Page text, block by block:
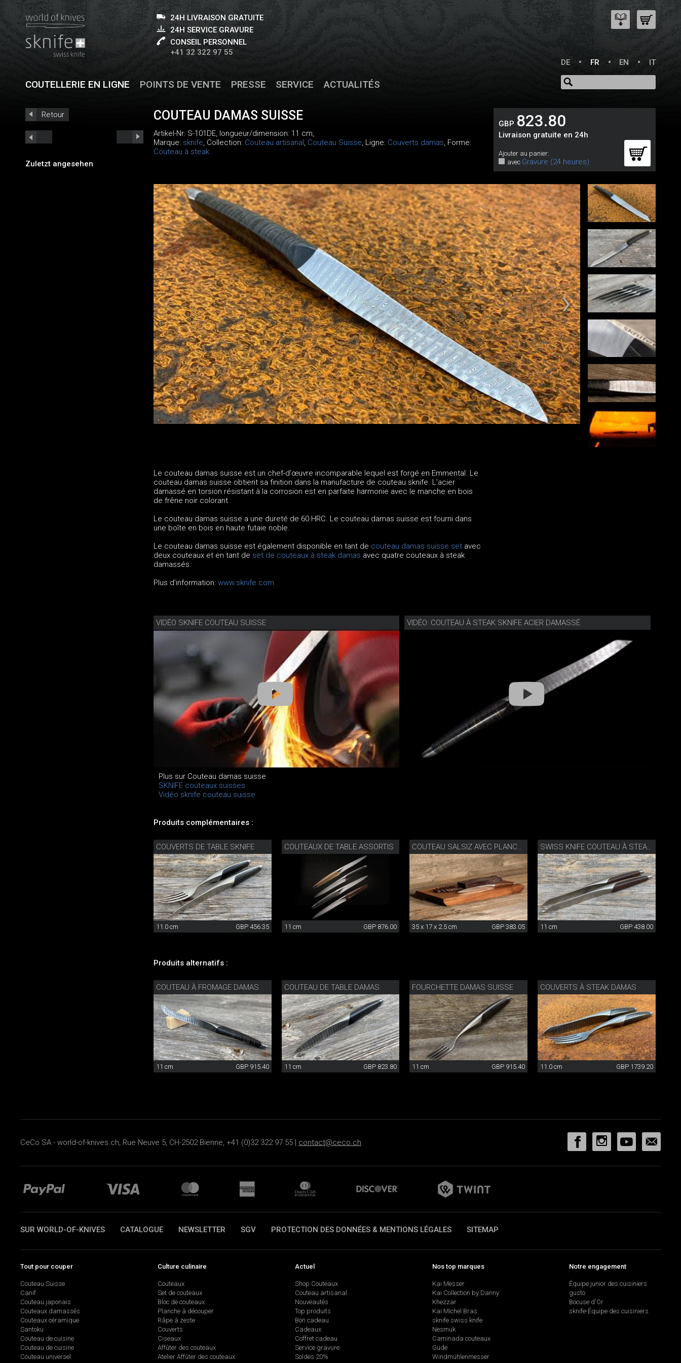
24H LIVRAISON GRATUITE
24H SERVICE GRAVURE
CONSEIL PERSONNEL
+41 32 322 97 55
DE
FR EN IT
COUTELLERIE EN LIGNE POINTS DE VENTE PRESSE SERVICE ACTUALITÉS
Retour
Zuletzt angesehen
COUTEAU DAMAS SUISSE
Artikel-Nr: S-101DE, longueur/dimension: 11 cm,
Marque: sknife, Collection: Couteau artisanal, Couteau Suisse, Ligne: Couverts damas, Forme:
Couteau à steak
GBP 823.80
Livraison gratuite en 24h
Ajouter au panier:
avec Gravure (24 heures)
Le couteau damas suisse est un chef-d’œuvre incomparable lequel est forgé en Emmental. Le
couteau damas suisse obtient sa finition dans la manufacture de couteau sknife. L’acier
damassé en torsion résistant à la corrosion est en parfaite harmonie avec le manche en bois
de frêne noir colorant.
Le couteau damas suisse a une dureté de 60 HRC. Le couteau damas suisse est fourni dans
une boîte en bois en haute futaie noble.
Le couteau damas suisse est également disponible en tant de couteau damas suisse setavec
deux couteaux et en tant de set de couteaux à steak damas avec quatre couteaux à steak
damassés.
Plus d’information: www.sknife.com
VIDÉO SKNIFE COUTEAU SUISSE VIDÉO: COUTEAU À STEAK SKNIFE ACIER DAMASSÉ
Plus sur Couteau damas suisse
SKNIFE couteaux suisses
Vidéo sknife couteau suisse
Produits complémentaires :
COUVERTS DE TABLE SKNIFE
11.0 cm GBP 456.35
COUTEAUX DE TABLE ASSORTIS
11 cm GBP 876.00
COUTEAU SALSIZ AVEC PLANCHE
35 x 17 x 2.5 cm GBP 383.05
SWISS KNIFE COUTEAU À STEAK SET DE 2
11 cm GBP 438.00
Produits alternatifs :
COUTEAU À FROMAGE DAMAS
11 cm GBP 915.40
COUTEAU DE TABLE DAMAS
11 cm GBP 823.80
FOURCHETTE DAMAS SUISSE
11 cm GBP 915.40
COUVERTS À STEAK DAMAS
11.0 cm GBP 1739.20
CeCo SA - world-of-knives.ch, Rue Neuve 5, CH-2502 Bienne, +41 (0)32 322 97 55 | contact@ceco.ch
SUR WORLD-OF-KNIVES CATALOGUE NEWSLETTER SGV PROTECTION DES DONNÉES & MENTIONS LÉGALES SITEMAP
Tout pour couper
Couteau Suisse
Canif
Couteau japonais
Couteaux damassés
Couteaux céramique
Santoku
Couteau de cuisine
Couteau de cuisine
Couteau universel
Culture culinaire
Couteaux
Set de couteaux
Bloc de couteaux
Planche à découper
Râpe à zeste
Couverts
Ciseaux
Affûter des couteaux
Atelier Affûter des couteaux
Actuel
Shop Couteaux
Couteau artisanal
Nouveautés
Top produits
Bon cadeau
Cadeaux
Coffret cadeau
Service gravure
Soldes 20%
Nos top marques
Kai Messer
Kai Collection by Danny
Khezzar
Kai Michel Bras
sknife swiss knife
Nesmuk
Caminada couteaux
Güde
Windmühlenmesser
Notre engagement
Équipe junior des cuisiniers
gusto
Bocuse d'Or
sknife-Équipe des cuisiniers